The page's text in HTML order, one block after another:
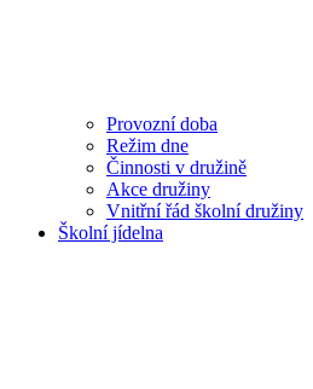
Provozní doba
Režim dne
Činnosti v družině
Akce družiny
Vnitřní řád školní družiny
Školní jídelna